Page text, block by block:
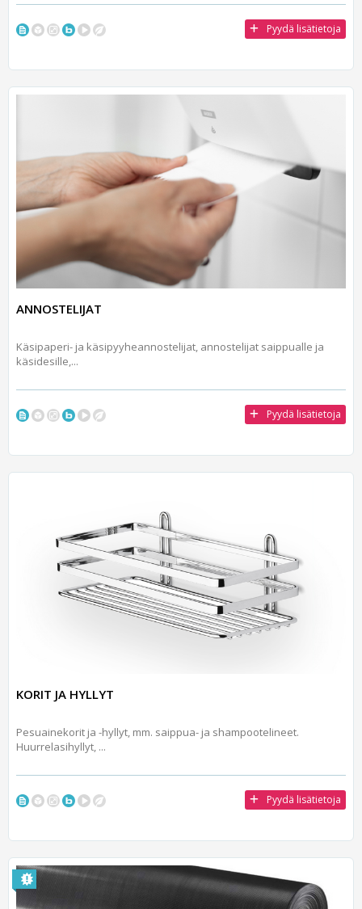
Pyydä lisätietoja
ANNOSTELIJAT
Käsipaperi- ja käsipyyheannostelijat, annostelijat saippualle ja
käsidesille,...
Pyydä lisätietoja
KORIT JA HYLLYT
Pesuainekorit ja -hyllyt, mm. saippua- ja shampootelineet.
Huurrelasihyllyt, ...
Pyydä lisätietoja